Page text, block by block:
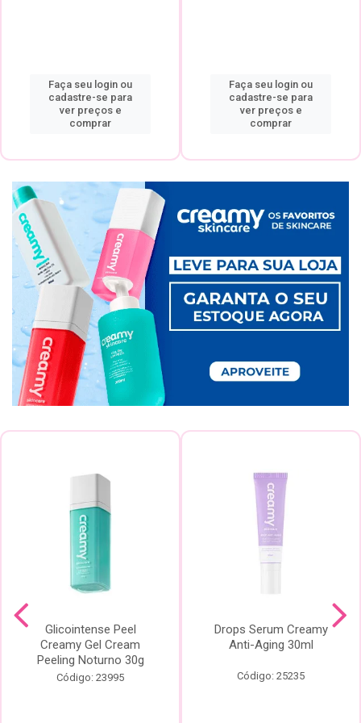
Faça seu login ou
cadastre-se para
ver preços e
comprar
Faça seu login ou
cadastre-se para
ver preços e
comprar
Glicointense Peel
Creamy Gel Cream
Peeling Noturno 30g
Código: 23995
Drops Serum Creamy
Anti-Aging 30ml
Código: 25235